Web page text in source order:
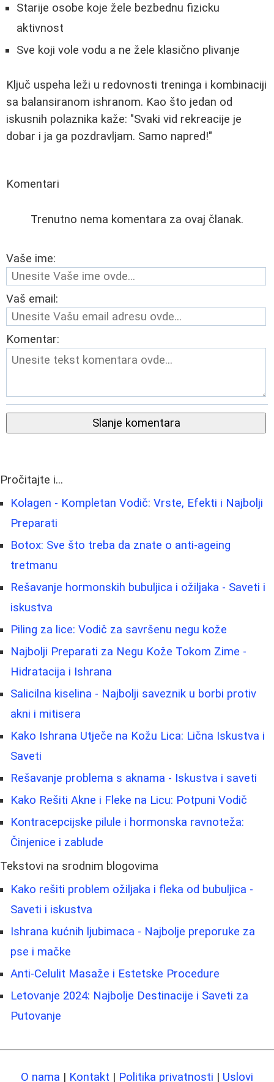
Starije osobe koje žele bezbednu fizicku
aktivnost
Sve koji vole vodu a ne žele klasično plivanje
Ključ uspeha leži u redovnosti treninga i kombinaciji
sa balansiranom ishranom. Kao što jedan od
iskusnih polaznika kaže: "Svaki vid rekreacije je
dobar i ja ga pozdravljam. Samo napred!"
Komentari
Trenutno nema komentara za ovaj članak.
Vaše ime:
Vaš email:
Komentar:
Slanje komentara
Pročitajte i...
Kolagen - Kompletan Vodič: Vrste, Efekti i Najbolji
Preparati
Botox: Sve što treba da znate o anti-ageing
tretmanu
Rešavanje hormonskih bubuljica i ožiljaka - Saveti i
iskustva
Piling za lice: Vodič za savršenu negu kože
Najbolji Preparati za Negu Kože Tokom Zime -
Hidratacija i Ishrana
Salicilna kiselina - Najbolji saveznik u borbi protiv
akni i mitisera
Kako Ishrana Utječe na Kožu Lica: Lična Iskustva i
Saveti
Rešavanje problema s aknama - Iskustva i saveti
Kako Rešiti Akne i Fleke na Licu: Potpuni Vodič
Kontracepcijske pilule i hormonska ravnoteža:
Činjenice i zablude
Tekstovi na srodnim blogovima
Kako rešiti problem ožiljaka i fleka od bubuljica -
Saveti i iskustva
Ishrana kućnih ljubimaca - Najbolje preporuke za
pse i mačke
Anti-Celulit Masaže i Estetske Procedure
Letovanje 2024: Najbolje Destinacije i Saveti za
Putovanje
O nama | Kontakt | Politika privatnosti | Uslovi